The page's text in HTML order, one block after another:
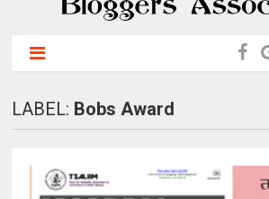
LABEL: Bobs Award